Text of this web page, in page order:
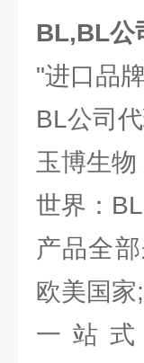
BL,BL公
"进口品
BL公司
玉博生
世界：
产品全
欧美国家;
一站